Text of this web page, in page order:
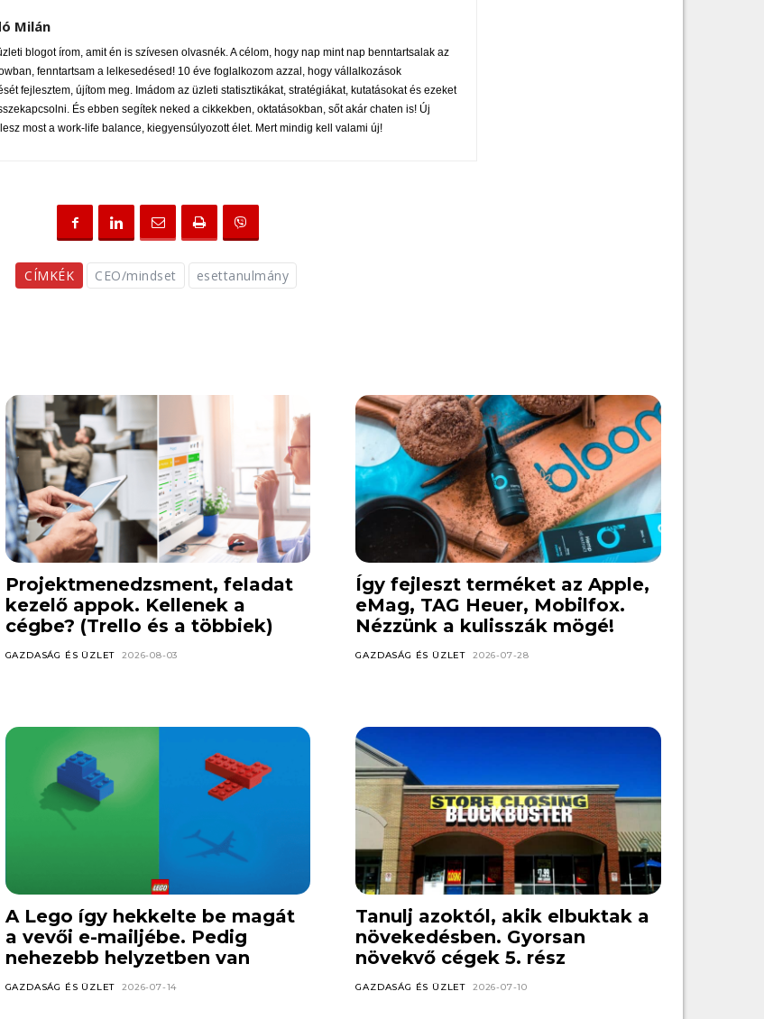
Milán
blogot írom, amit én is szívesen olvasnék. A célom, hogy nap mint nap benntartsalak az
fenntartsam a lelkesedésed! 10 éve foglalkozom azzal, hogy vállalkozások
fejlesztem, újítom meg. Imádom az üzleti statisztikákat, stratégiákat, kutatásokat és ezeket
És ebben segítek neked a cikkekben, oktatásokban, sőt akár chaten is! Új
most a work-life balance, kiegyensúlyozott élet. Mert mindig kell valami új!
CÍMKÉK CEO/mindset esettanulmány
Projektmenedzsment, feladat
kezelő appok. Kellenek a
cégbe? (Trello és a többiek)
GAZDASÁG ÉS ÜZLET 2026-08-03
Így fejleszt terméket az Apple,
eMag, TAG Heuer, Mobilfox.
Nézzünk a kulisszák mögé!
GAZDASÁG ÉS ÜZLET 2026-07-28
A Lego így hekkelte be magát
a vevői e-mailjébe. Pedig
nehezebb helyzetben van
GAZDASÁG ÉS ÜZLET 2026-07-14
Tanulj azoktól, akik elbuktak a
növekedésben. Gyorsan
növekvő cégek 5. rész
GAZDASÁG ÉS ÜZLET 2026-07-10